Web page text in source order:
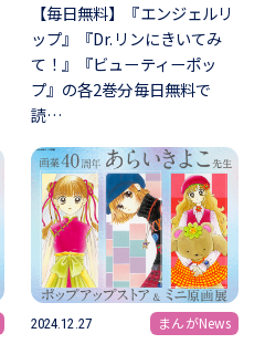
【毎日無料】『エンジェルリ
ップ』『Dr.リンにきいてみ
て！』『ビューティーポッ
プ』の各2巻分毎日無料で
読…
2024.12.27 まんがNews